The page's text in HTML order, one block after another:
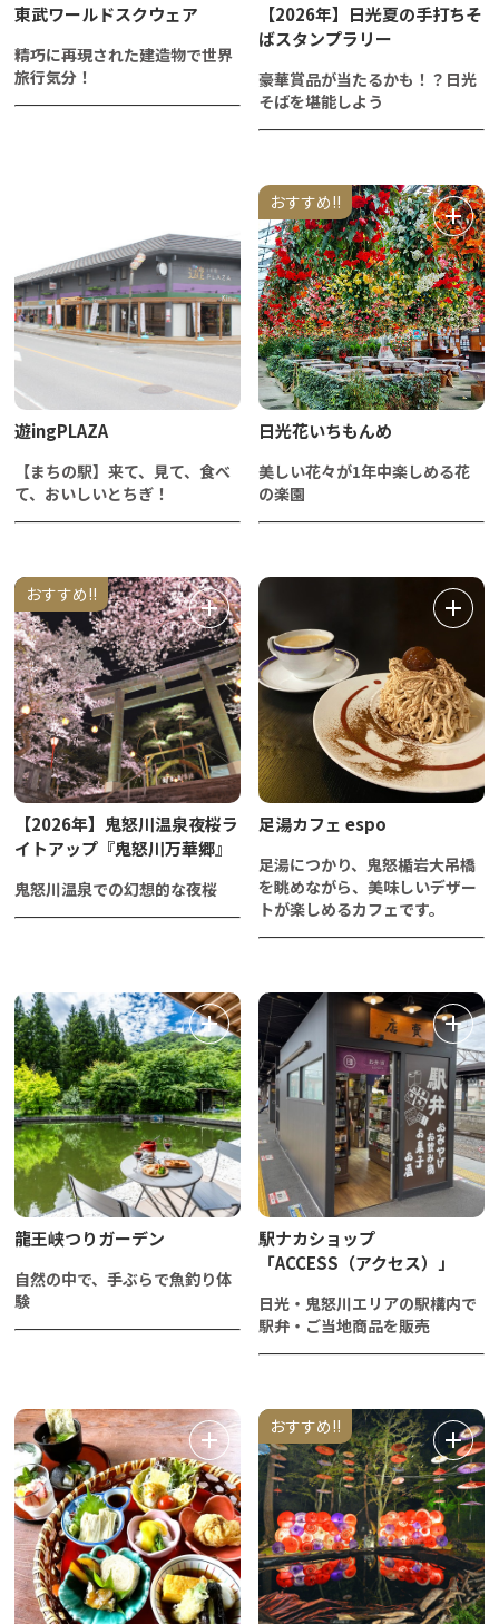
東武ワールドスクウェア
精巧に再現された建造物で世界
旅行気分！
【2026年】日光夏の手打ちそ
ばスタンプラリー
豪華賞品が当たるかも！？日光
そばを堪能しよう
遊ingPLAZA
【まちの駅】来て、見て、食べ
て、おいしいとちぎ！
おすすめ!!
日光花いちもんめ
美しい花々が1年中楽しめる花
の楽園
おすすめ!!
【2026年】鬼怒川温泉夜桜ラ
イトアップ『鬼怒川万華郷』
鬼怒川温泉での幻想的な夜桜
足湯カフェ espo
足湯につかり、鬼怒楯岩大吊橋
を眺めながら、美味しいデザー
トが楽しめるカフェです。
龍王峡つりガーデン
自然の中で、手ぶらで魚釣り体
験
駅ナカショップ
「ACCESS（アクセス）」
日光・鬼怒川エリアの駅構内で
駅弁・ご当地商品を販売
おすすめ!!